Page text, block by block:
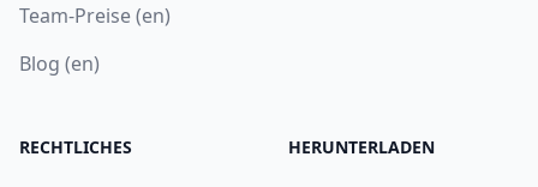
Team-Preise (en)
Blog (en)
RECHTLICHES HERUNTERLADEN